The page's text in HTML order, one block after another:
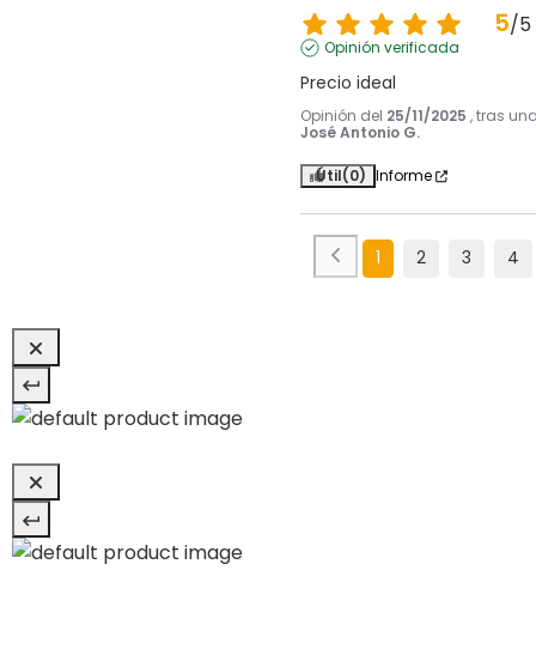
5/5
Opinión verificada
Precio ideal
Opinión del 25/11/2025 , tras
José Antonio G.
Útil(0) Informe
1 2 3 4